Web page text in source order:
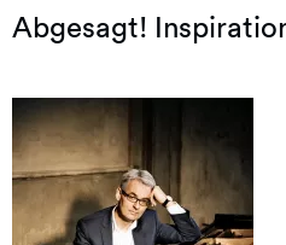
Abgesagt!